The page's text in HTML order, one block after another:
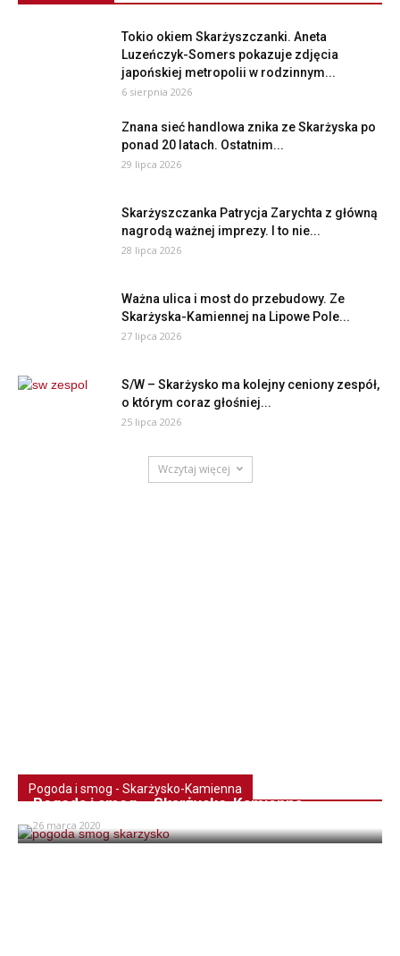
Tokio okiem Skarżyszczanki. Aneta
Luzeńczyk-Somers pokazuje zdjęcia
japońskiej metropolii w rodzinnym...
6 sierpnia 2026
Znana sieć handlowa znika ze Skarżyska po
ponad 20 latach. Ostatnim...
29 lipca 2026
Skarżyszczanka Patrycja Zarychta z główną
nagrodą ważnej imprezy. I to nie...
28 lipca 2026
Ważna ulica i most do przebudowy. Ze
Skarżyska-Kamiennej na Lipowe Pole...
27 lipca 2026
S/W – Skarżysko ma kolejny ceniony zespół,
o którym coraz głośniej...
25 lipca 2026
Wczytaj więcej
Pogoda i smog - Skarżysko-Kamienna
Pogoda i smog – Skarżysko-Kamienna
26 marca 2020